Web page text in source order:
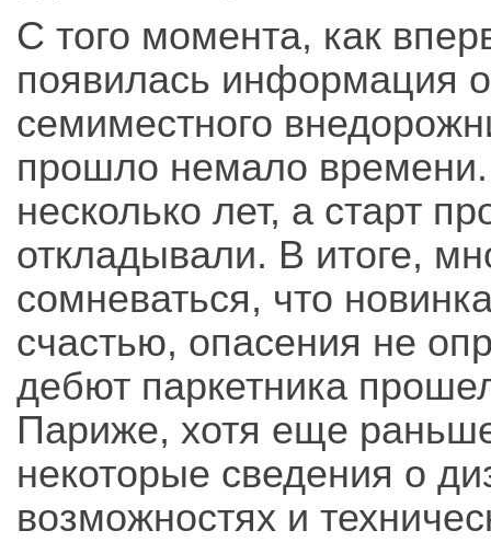
С того момента, как
появилась информация
семиместного
прошло немало времени.
несколько лет, а старт
откладывали. В итоге,
сомневаться, что
счастью, опасения не
дебют паркетника
Париже, хотя еще
некоторые сведения о
возможностях и